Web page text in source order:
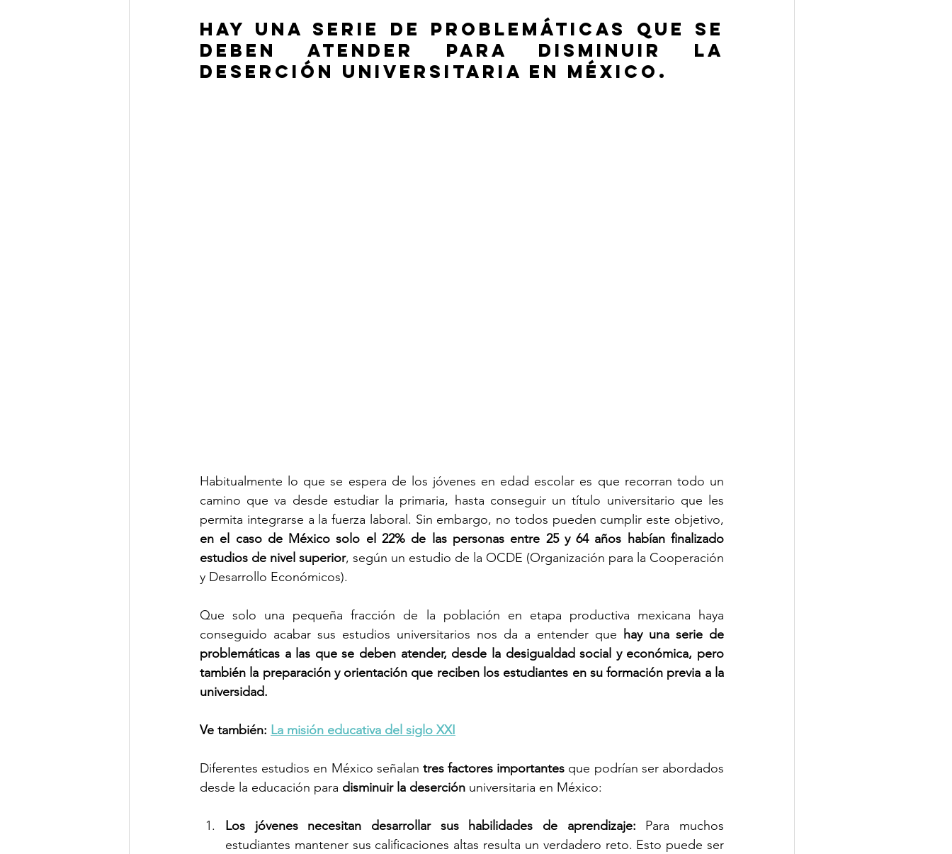
Hay una serie de problemáticas que se
deben atender para disminuir la
deserción universitaria en México.
Habitualmente lo que se espera de los jóvenes en edad escolar es que recorran todo un
camino que va desde estudiar la primaria, hasta conseguir un título universitario que les
en el caso de México solo el 22% de las personas entre 25 y 64 años habían finalizado
estudios de nivel superior, según un estudio de la OCDE (Organización para la Cooperación
y Desarrollo Económicos).
Que solo una pequeña fracción de la población en etapa productiva mexicana haya
conseguido acabar sus estudios universitarios nos da a entender que hay una serie de
problemáticas a las que se deben atender, desde la desigualdad social y económica, pero
también la preparación y orientación que reciben los estudiantes en su formación previa a la
universidad.
Ve también: La misión educativa del siglo XXI
Diferentes estudios en México señalan tres factores importantes que podrían ser abordados
desde la educación para disminuir la deserción universitaria en México:
Los jóvenes necesitan desarrollar sus habilidades de aprendizaje: Para muchos
estudiantes mantener sus calificaciones altas resulta un verdadero reto. Esto puede ser